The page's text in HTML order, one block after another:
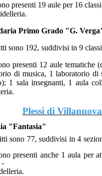
presenti 19 aule per 16
Primo Grado "G.
sono 192, suddivisi in 9
presenti 12 aule tematiche
di musica, 1 laboratorio di
1 sala insegnanti, 1 aula
Plessi di Villanuova
"Fantasia"
sono 77, suddivisi in 4
presenti anche1 aula per
-